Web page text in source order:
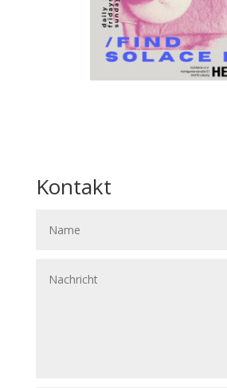
Kontakt